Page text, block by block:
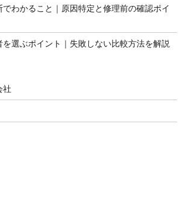
わかること｜原因特定と修理前の確認ポイ
選ぶポイント｜失敗しない比較方法を解説
社